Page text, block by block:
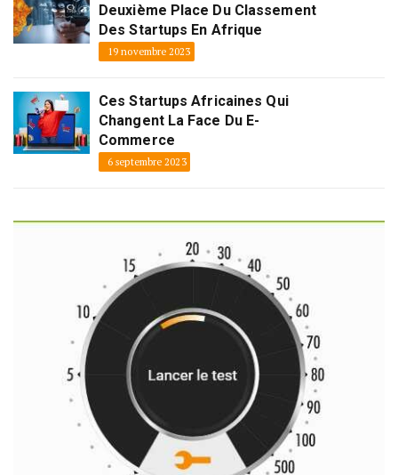
Deuxième Place Du Classement
Des Startups En Afrique
19 novembre 2023
Ces Startups Africaines Qui
Changent La Face Du E-
Commerce
6 septembre 2023